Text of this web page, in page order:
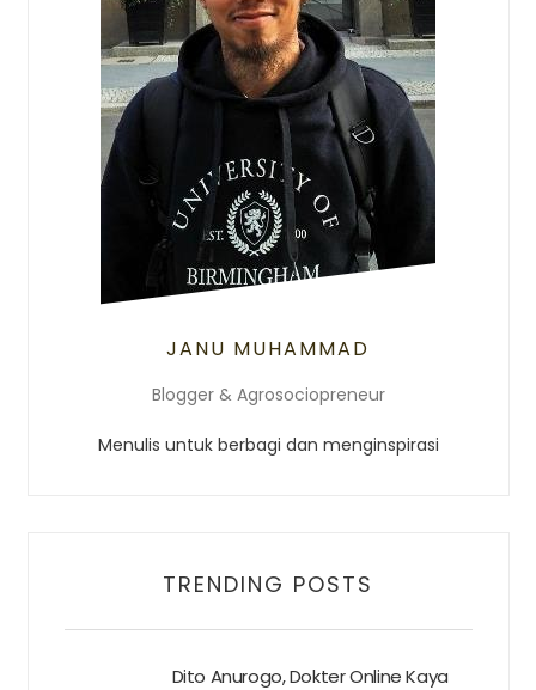
JANU MUHAMMAD
Blogger & Agrosociopreneur
Menulis untuk berbagi dan menginspirasi
TRENDING POSTS
Dito Anurogo, Dokter Online Kaya